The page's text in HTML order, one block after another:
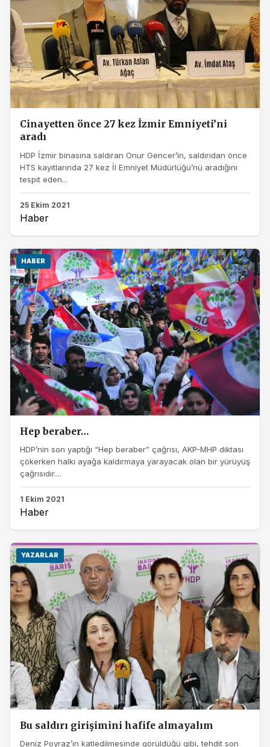
Cinayetten önce 27 kez İzmir Emniyeti’ni
aradı
HDP İzmir binasına saldıran Onur Gencer’in, saldırıdan önce
HTS kayıtlarında 27 kez İl Emniyet Müdürlüğü’nü aradığını
tespit eden...
25 Ekim 2021
Haber
HABER
Hep beraber…
HDP’nin son yaptığı “Hep beraber” çağrısı, AKP-MHP diktası
çökerken halkı ayağa kaldırmaya yarayacak olan bir yürüyüş
çağrısıdır....
1 Ekim 2021
Haber
YAZARLAR
Bu saldırı girişimini hafife almayalım
Deniz Poyraz’ın katledilmesinde görüldüğü gibi, tehdit son